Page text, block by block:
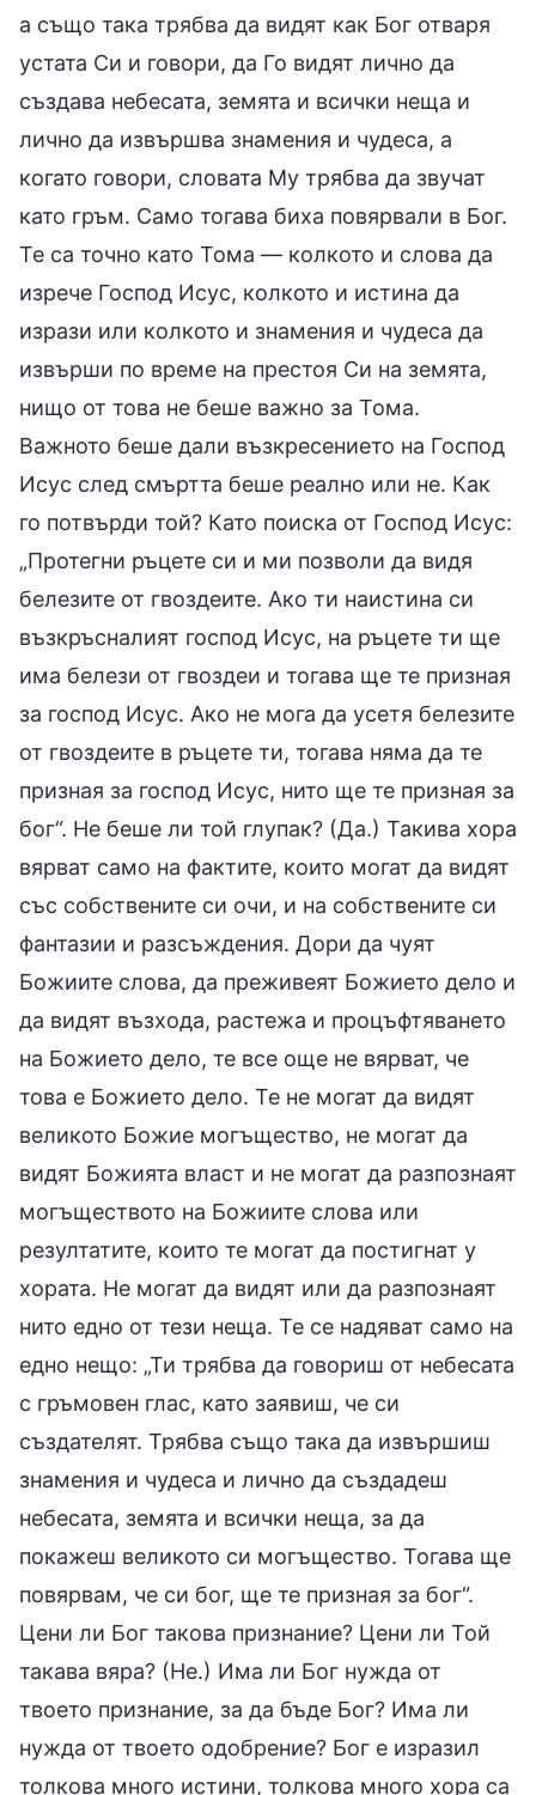
а също така трябва да видят как Бог отваря
устата Си и говори, да Го видят лично да
създава небесата, земята и всички неща и
лично да извършва знамения и чудеса, а
когато говори, словата Му трябва да звучат
като гръм. Само тогава биха повярвали в Бог.
Те са точно като Тома — колкото и слова да
изрече Господ Исус, колкото и истина да
изрази или колкото и знамения и чудеса да
извърши по време на престоя Си на земята,
нищо от това не беше важно за Тома.
Важното беше дали възкресението на Господ
Исус след смъртта беше реално или не. Как
го потвърди той? Като поиска от Господ Исус:
„Протегни ръцете си и ми позволи да видя
белезите от гвоздеите. Ако ти наистина си
възкръсналият господ Исус, на ръцете ти ще
има белези от гвоздеи и тогава ще те призная
за господ Исус. Ако не мога да усетя белезите
от гвоздеите в ръцете ти, тогава няма да те
призная за господ Исус, нито ще те призная за
бог“. Не беше ли той глупак? (Да.) Такива хора
вярват само на фактите, които могат да видят
със собствените си очи, и на собствените си
фантазии и разсъждения. Дори да чуят
Божиите слова, да преживеят Божието дело и
да видят възхода, растежа и процъфтяването
на Божието дело, те все още не вярват, че
това е Божието дело. Те не могат да видят
великото Божие могъщество, не могат да
видят Божията власт и не могат да разпознаят
могъществото на Божиите слова или
резултатите, които те могат да постигнат у
хората. Не могат да видят или да разпознаят
нито едно от тези неща. Те се надяват само на
едно нещо: „Ти трябва да говориш от небесата
с гръмовен глас, като заявиш, че си
създателят. Трябва също така да извършиш
знамения и чудеса и лично да създадеш
небесата, земята и всички неща, за да
покажеш великото си могъщество. Тогава ще
повярвам, че си бог, ще те призная за бог“.
Цени ли Бог такова признание? Цени ли Той
такава вяра? (Не.) Има ли Бог нужда от
твоето признание, за да бъде Бог? Има ли
нужда от твоето одобрение? Бог е изразил
толкова много истини, толкова много хора са